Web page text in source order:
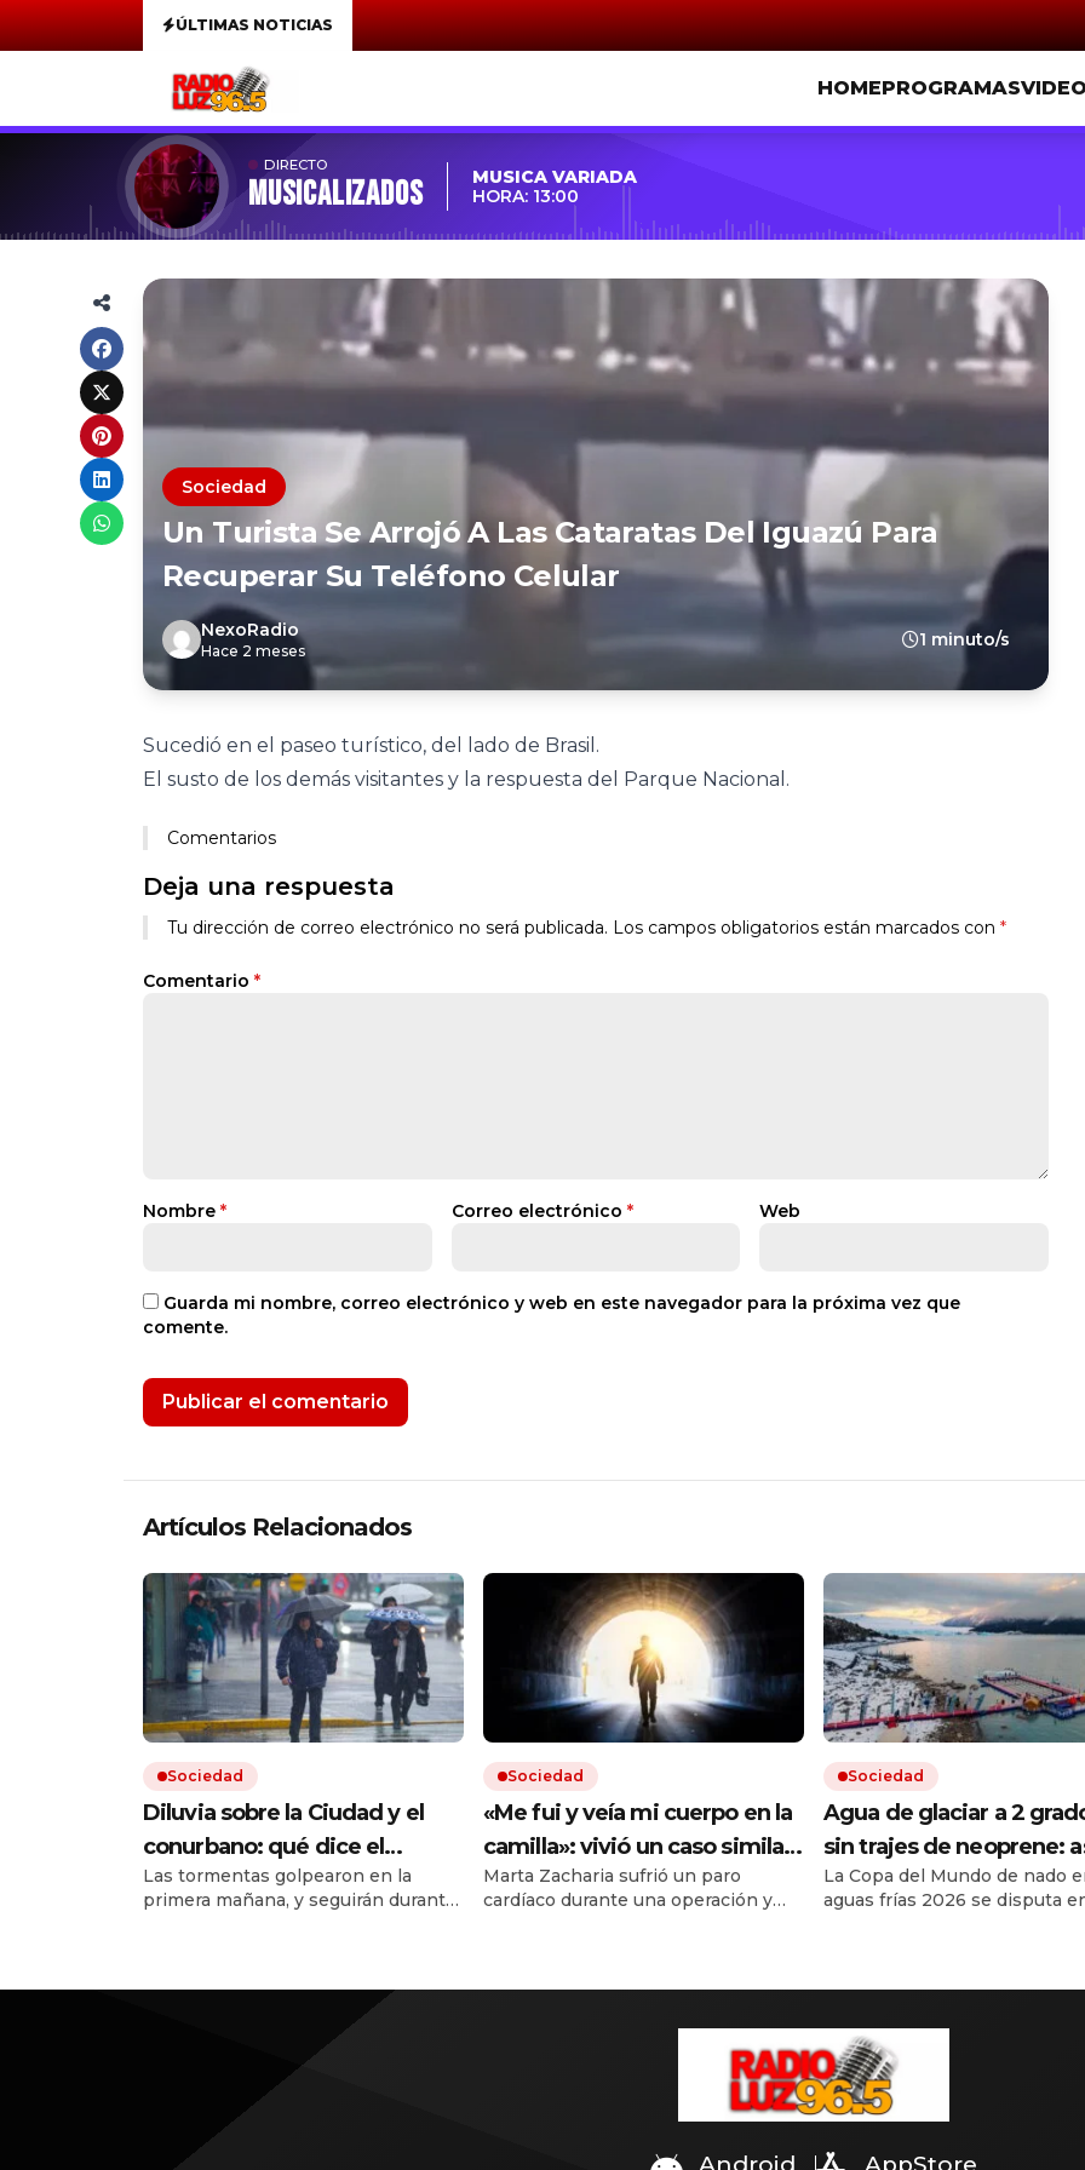
ÚLTIMAS NOTICIAS
HOMEPROGRAMAS
DIRECTO
MUSICALIZADOS
MUSICA VARIADA
HORA: 13:00
Sociedad
Un Turista Se Arrojó A Las Cataratas Del Iguazú Para
Recuperar Su Teléfono Celular
NexoRadio
Hace 2 meses
1 minuto/s
Sucedió en el paseo turístico, del lado de Brasil.
El susto de los demás visitantes y la respuesta del Parque Nacional.
Comentarios
Deja una respuesta
Tu dirección de correo electrónico no será publicada. Los campos obligatorios están marcados con *
Comentario *
Nombre * Correo electrónico * Web
Guarda mi nombre, correo electrónico y web en este navegador para la próxima vez que
comente.
Artículos Relacionados
Sociedad
Diluvia sobre la Ciudad y el
conurbano: qué dice el
pronóstico para las próximas
horas
Las tormentas golpearon en la
primera mañana, y seguirán durante
Sociedad
«Me fui y veía mi cuerpo en la
camilla»: vivió un caso similar
al de Víctor Sueiro y la ciencia
tiene una explicación
Marta Zacharia sufrió un paro
cardíaco durante una operación y
médicos y luego una luz al final del
en 1990 experimentó una situación
neurocirujano vinculan el fenómeno
al comportamiento […]
Sociedad
Agua de glaciar a 2
sin trajes de neoprene:
el Mundial de Natación
Perito Moreno
La Copa del Mundo de nado
aguas frías 2026 se disputa
países. Instalaron una piscina
carrera insignia de 300
aguas abiertas es el domingo.